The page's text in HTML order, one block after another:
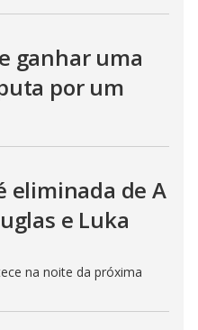
ganhar uma
por um
eliminada de A
e Luka
na noite da próxima